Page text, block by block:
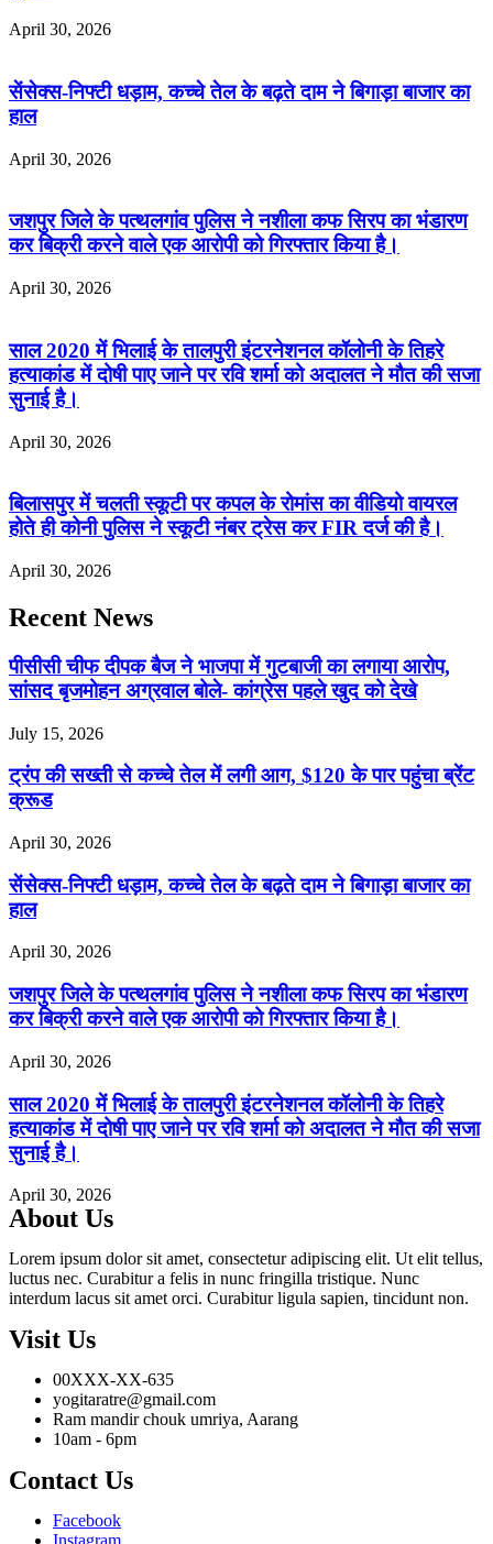
April 30, 2026
सेंसेक्स-निफ्टी धड़ाम, कच्चे तेल के बढ़ते दाम ने बिगाड़ा बाजार का
हाल
April 30, 2026
जशपुर जिले के पत्थलगांव पुलिस ने नशीला कफ सिरप का भंडारण
कर बिक्री करने वाले एक आरोपी को गिरफ्तार किया है।
April 30, 2026
साल 2020 में भिलाई के तालपुरी इंटरनेशनल कॉलोनी के तिहरे
हत्याकांड में दोषी पाए जाने पर रवि शर्मा को अदालत ने मौत की सजा
सुनाई है।
April 30, 2026
बिलासपुर में चलती स्कूटी पर कपल के रोमांस का वीडियो वायरल
होते ही कोनी पुलिस ने स्कूटी नंबर ट्रेस कर FIR दर्ज की है।
April 30, 2026
Recent News
पीसीसी चीफ दीपक बैज ने भाजपा में गुटबाजी का लगाया आरोप,
सांसद बृजमोहन अग्रवाल बोले- कांग्रेस पहले खुद को देखे
July 15, 2026
ट्रंप की सख्ती से कच्चे तेल में लगी आग, $120 के पार पहुंचा ब्रेंट
क्रूड
April 30, 2026
सेंसेक्स-निफ्टी धड़ाम, कच्चे तेल के बढ़ते दाम ने बिगाड़ा बाजार का
हाल
April 30, 2026
जशपुर जिले के पत्थलगांव पुलिस ने नशीला कफ सिरप का भंडारण
कर बिक्री करने वाले एक आरोपी को गिरफ्तार किया है।
April 30, 2026
साल 2020 में भिलाई के तालपुरी इंटरनेशनल कॉलोनी के तिहरे
हत्याकांड में दोषी पाए जाने पर रवि शर्मा को अदालत ने मौत की सजा
सुनाई है।
April 30, 2026
About Us
Lorem ipsum dolor sit amet, consectetur adipiscing elit. Ut elit tellus,
luctus nec. Curabitur a felis in nunc fringilla tristique. Nunc
interdum lacus sit amet orci. Curabitur ligula sapien, tincidunt non.
Visit Us
00XXX-XX-635
yogitaratre@gmail.com
Ram mandir chouk umriya, Aarang
10am - 6pm
Contact Us
Facebook